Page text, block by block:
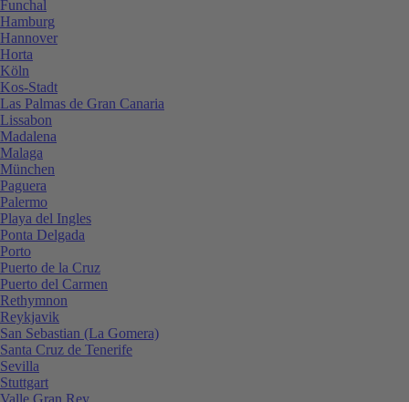
Funchal
Hamburg
Hannover
Horta
Köln
Kos-Stadt
Las Palmas de Gran Canaria
Lissabon
Madalena
Malaga
München
Paguera
Palermo
Playa del Ingles
Ponta Delgada
Porto
Puerto de la Cruz
Puerto del Carmen
Rethymnon
Reykjavik
San Sebastian (La Gomera)
Santa Cruz de Tenerife
Sevilla
Stuttgart
Valle Gran Rey